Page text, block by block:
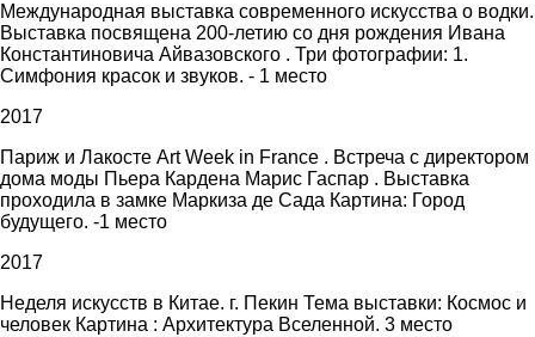
Международная выставка современного искусства о водки.
Выставка посвящена 200-летию со дня рождения Ивана
Константиновича Айвазовского . Три фотографии: 1.
Симфония красок и звуков. - 1 место
2017
Париж и Лакосте Art Week in France . Встреча с директором
дома моды Пьера Кардена Марис Гаспар . Выставка
проходила в замке Маркиза де Сада Картина: Город
будущего. -1 место
2017
Неделя искусств в Китае. г. Пекин Тема выставки: Космос и
человек Картина : Архитектура Вселенной. 3 место